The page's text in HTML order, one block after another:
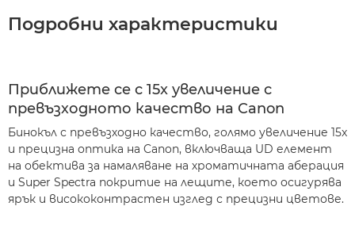
Подробни характеристики
Приближете се с 15x увеличение с
превъзходното качество на Canon
Бинокъл с превъзходно качество, голямо увеличение 15x
и прецизна оптика на Canon, включваща UD елемент
на обектива за намаляване на хроматичната аберация
и Super Spectra покритие на лещите, което осигурява
ярък и висококонтрастен изглед с прецизни цветове.